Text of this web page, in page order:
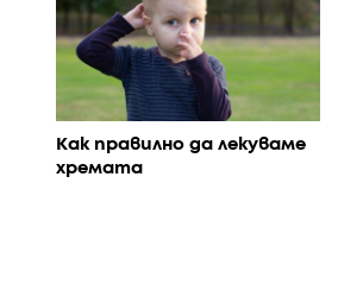
Как правилно да лекуваме
хремата